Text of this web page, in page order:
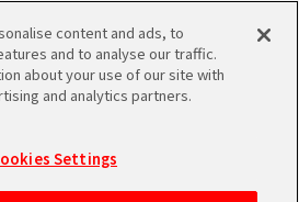
スケジュール 検索
ー ポータルへの登録について
ニュース
content and ads, to
and to analyse our traffic.
about your use of our site with
and analytics partners.
Settings